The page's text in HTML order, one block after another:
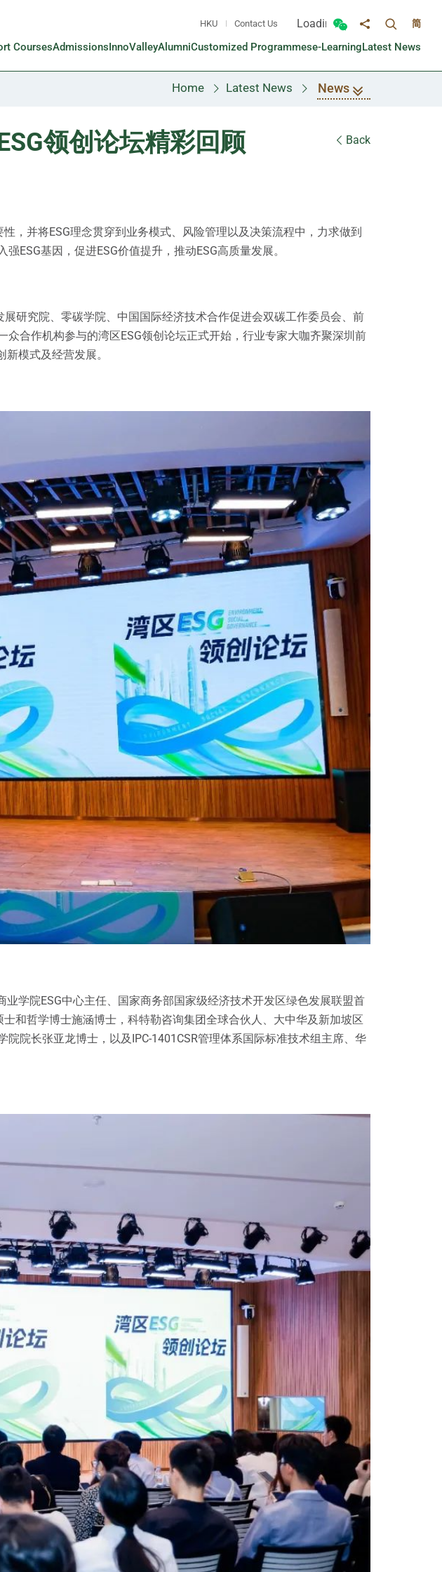
HKU Contact Us Loading...
Toggle Wechat panel
Share toToggle
简
CoursesAdmissionsInnoValleyAlumniCustomized Programmese-LearningLatest News
Home Latest News News
领创论坛精彩回顾 Back
，并将ESG理念贯穿到业务模式、风险管理以及决策流程中，力求做到
ESG基因，促进ESG价值提升，推动ESG高质量发展。
研究院、零碳学院、中国国际经济技术合作促进会双碳工作委员会、前
合作机构参与的湾区ESG领创论坛正式开始，行业专家大咖齐聚深圳前
模式及经营发展。
学院ESG中心主任、国家商务部国家级经济技术开发区绿色发展联盟首
和哲学博士施涵博士，科特勒咨询集团全球合伙人、大中华及新加坡区
院长张亚龙博士，以及IPC-1401CSR管理体系国际标准技术组主席、华